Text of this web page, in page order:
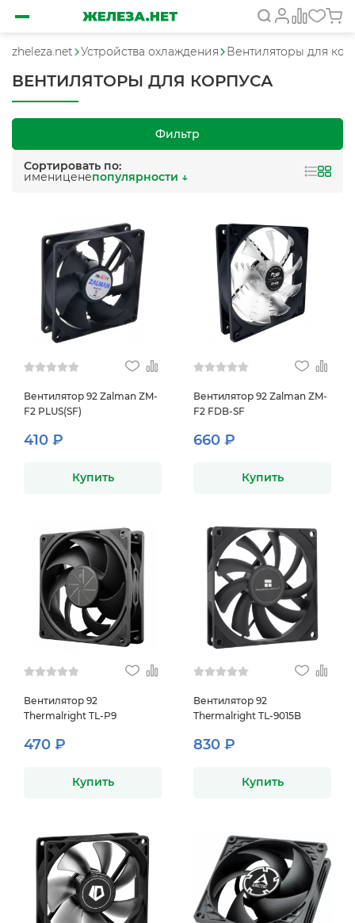
zheleza.net Устройства охлаждения Вентиляторы для
ВЕНТИЛЯТОРЫ ДЛЯ КОРПУСА
Фильтр
Сортировать по:
имениценепопулярности ↓
Вентилятор 92 Zalman ZM-
F2 PLUS(SF)
410 ₽
Купить
Вентилятор 92 Zalman ZM-
F2 FDB-SF
660 ₽
Купить
Вентилятор 92
Thermalright TL-P9
470 ₽
Купить
Вентилятор 92
Thermalright TL-9015B
830 ₽
Купить